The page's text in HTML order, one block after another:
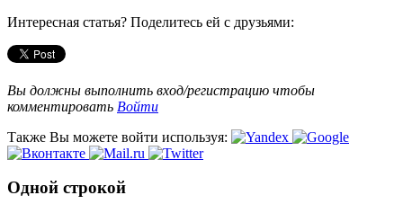
Интересная статья? Поделитесь ей с друзьями:
Вы должны выполнить вход/регистрацию чтобы
комментировать Войти
Также Вы можете войти используя:
Одной строкой